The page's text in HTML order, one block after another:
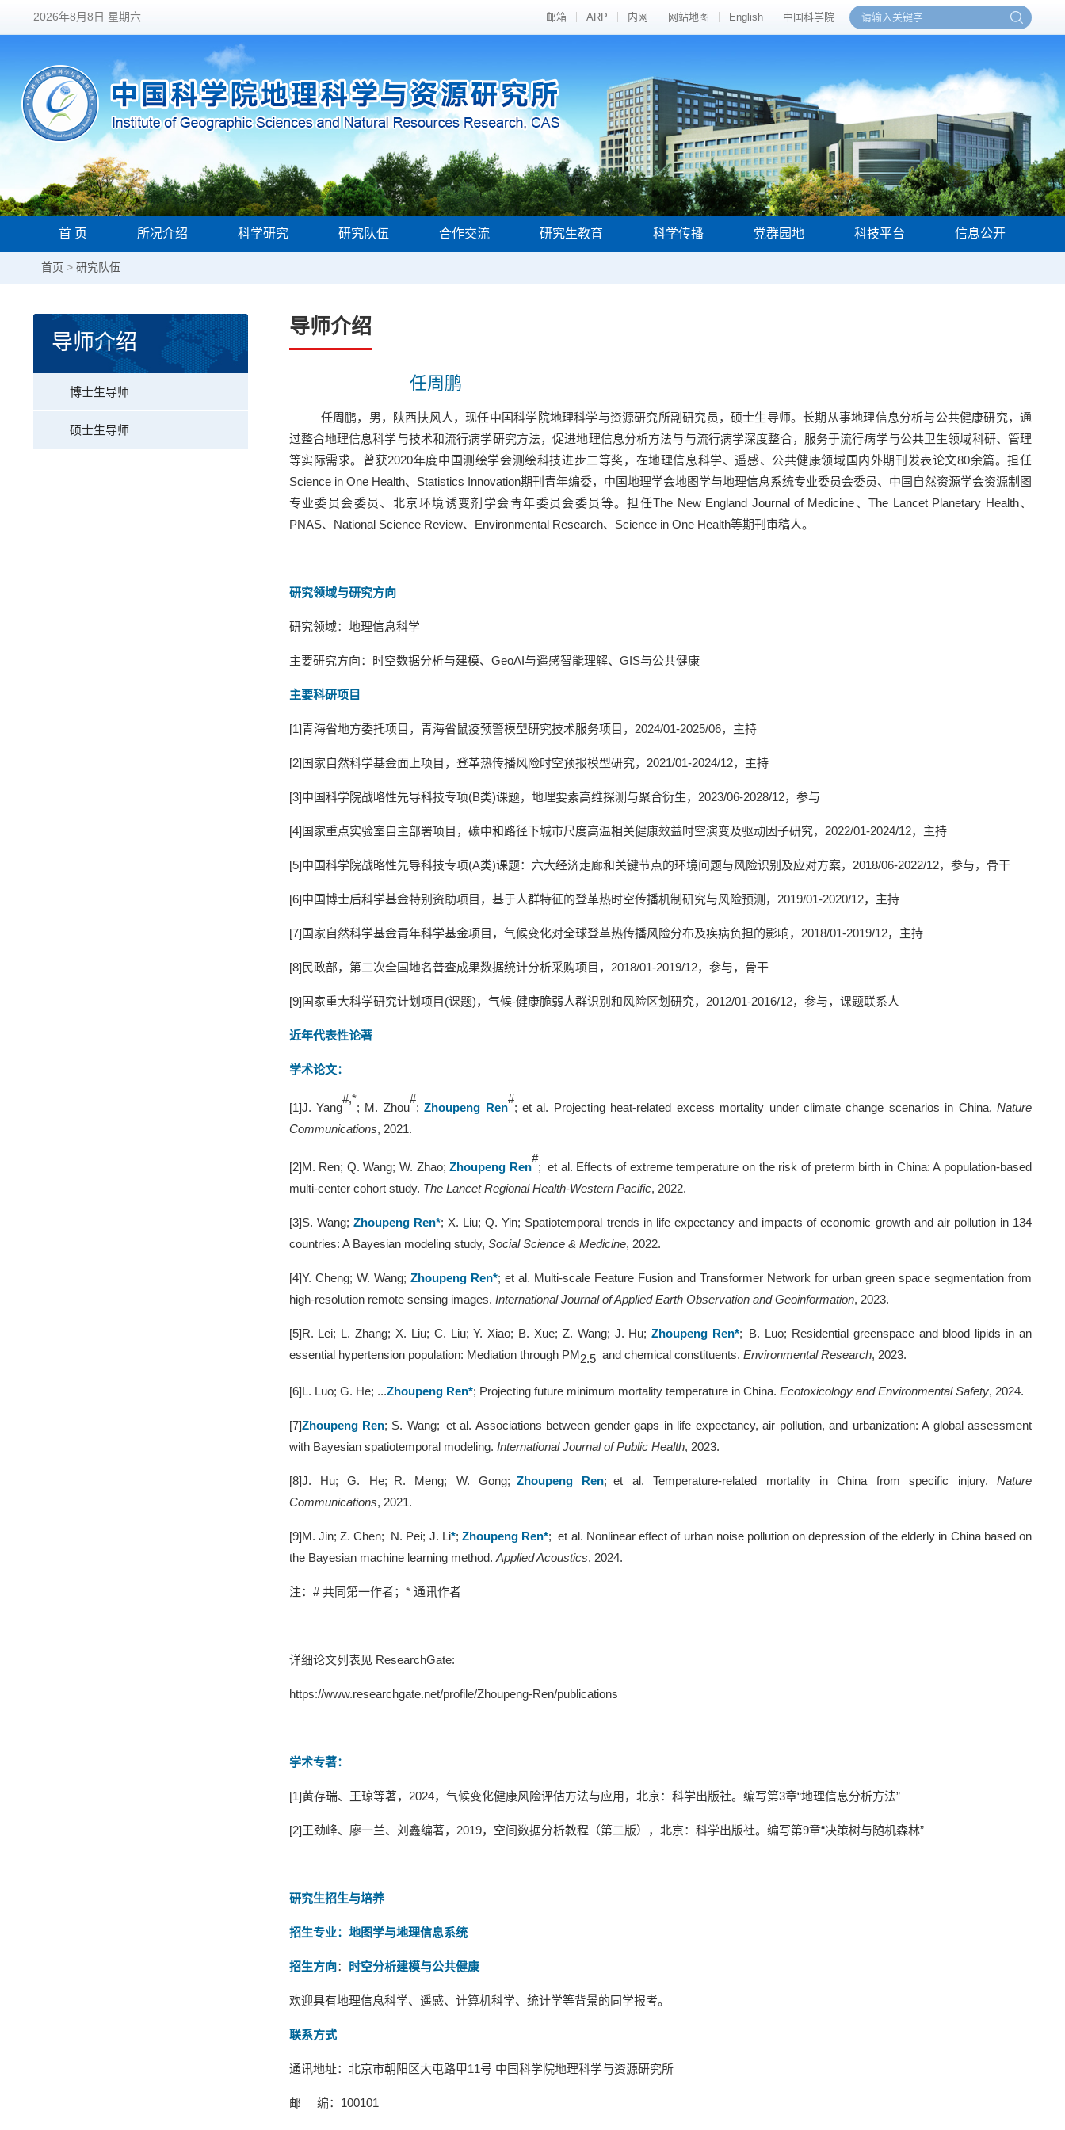
2026年8月8日 星期六 邮箱 ARP 内网 网站地图 English 中国科学院
首 页 所况介绍 科学研究 研究队伍 合作交流 研究生教育 科学传播 党群园地 科技平台 信息公开
首页 > 研究队伍
导师介绍
博士生导师
硕士生导师
导师介绍
任周鹏
任周鹏， 男， 陕西扶风人，现任中国科学院地理科学与资源研究所副研究员 ， 硕士生导师。长期从事地理信息分析与公共健康研究，通
过整合地理信息科学与技术和流行病学研究方法，促进地理信息分析方法与与流行病学深度整合，服务于流行病学与公共卫生领域科研、管理
等实际需求。曾获2020年度中国测绘学会测绘科技进步二等奖，在地理信息科学、遥感、公共健康领域国内外期刊发表论文80余篇。担任
Science in One Health、 Statistics Innovation期刊青年编委，中国地理学会地图学与地理信息系统专业委员会委员、中国自然资源学会资源制图
专业委员会委员、北京环境诱变剂学会青年委员会委员等。担任The New England Journal of Medicine、The Lancet Planetary Health、
PNAS、 National Science Review、 Environmental Research、 Science in One Health等期刊审稿人。
研究领域与研究方向
研究领域：地理信息科学
主要研究方向：时空数据分析与建模、 GeoAI与遥感智能理解、 GIS与公共健康
主要科研项目
[1]青海省地方委托项目，青海省鼠疫预警模型研究技术服务项目， 2024/01-2025/06，主持
[2]国家自然科学基金面上项目，登革热传播风险时空预报模型研究， 2021/01-2024/12，主持
[3]中国科学院战略性先导科技专项(B类)课题，地理要素高维探测与聚合衍生， 2023/06-2028/12，参与
[4]国家重点实验室自主部署项目，碳中和路径下城市尺度高温相关健康效益时空演变及驱动因子研究， 2022/01-2024/12，主持
[5]中国科学院战略性先导科技专项(A类)课题：六大经济走廊和关键节点的环境问题与风险识别及应对方案， 2018/06-2022/12，参与，骨干
[6]中国博士后科学基金特别资助项目，基于人群特征的登革热时空传播机制研究与风险预测， 2019/01-2020/12，主持
[7]国家自然科学基金青年科学基金项目，气候变化对全球登革热传播风险分布及疾病负担的影响， 2018/01-2019/12，主持
[8] 民政部，第二次全国地名普查成果数据统计分析采购项目， 2018/01-2019/12，参与，骨干
[9]国家重大科学研究计划项目 (课题)，气候-健康脆弱人群识别和风险区划研究， 2012/01-2016/12，参与，课题联系人
近年代表性论著
学术论文：
[1]J. Yang
#,*
; M. Zhou
#
;Zhoupeng Ren
#
;et al. Projecting heat-related excess mortality under climate change scenarios in China,Nature
Communications, 2021.
[2]M. Ren; Q. Wang; W. Zhao;Zhoupeng Ren
#
; et al. Effects of extreme temperature on the risk of preterm birth in China: A population-based
multi-center cohort study. The Lancet Regional Health-Western Pacific, 2022.
[3]S. Wang; Zhoupeng Ren*; X. Liu; Q.Yin; Spatiotemporal trends in life expectancy and impacts of economic growth and air pollution in 134
countries: A Bayesian modeling study, Social Science & Medicine, 2022.
[4]Y. Cheng; W. Wang; Zhoupeng Ren*; et al. Multi-scale Feature Fusion and Transformer Network for urban green space segmentation from
high-resolution remote sensing images. International Journal of Applied Earth Observation and Geoinformation, 2023.
[5]R. Lei; L. Zhang; X. Liu; C. Liu; Y. Xiao; B. Xue; Z. Wang; J. Hu;Zhoupeng Ren*; B. Luo; Residential greenspace and blood lipids in an
essential hypertension population: Mediation through PM2.5 and chemical constituents. Environmental Research, 2023.
[6]L. Luo; G. He; ...Zhoupeng Ren*; Projecting future minimum mortality temperature in China. Ecotoxicology and Environmental Safety, 2024.
[7]Zhoupeng Ren; S. Wang; et al. Associations between gender gaps in life expectancy, air pollution, and urbanization: A global assessment
with Bayesian spatiotemporal modeling. International Journal of Public Health, 2023.
[8]J. Hu;G. He; R. Meng; W. Gong; Zhoupeng Ren; et al.Temperature-related mortality in China from specific injury. Nature
Communications, 2021.
[9]M. Jin; Z. Chen; N. Pei; J. Li*;Zhoupeng Ren*; et al. Nonlinear effect of urban noise pollution on depression of the elderly in China based on
the Bayesian machine learning method. Applied Acoustics, 2024.
注： #共同第一作者； * 通讯作者
详细论文列表见ResearchGate:
https://www.researchgate.net/profile/Zhoupeng-Ren/publications
学术专著：
[1]黄存瑞、王琼等著， 2024，气候变化健康风险评估方法与应用，北京：科学出版社。编写第3章“地理信息分析方法”
[2]王劲峰、廖一兰、刘鑫编著， 2019，空间数据分析教程（第二版），北京：科学出版社。编写第9章“决策树与随机森林”
研究生招生与培养
招生专业： 地图学与地理信息系统
招生方向： 时空分析建模与公共健康
欢迎具有地理信息科学、遥感、计算机科学、统计学等背景的同学报考。
联系方式
通讯地址：北京市朝阳区大屯路甲11号 中国科学院地理科学与资源研究所
邮 编： 100101